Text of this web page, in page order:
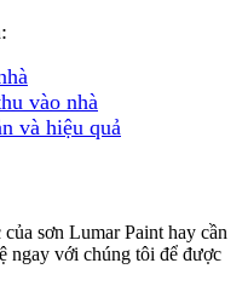
vào nhà
và hiệu quả
sơn Lumar Paint hay cần
ngay với chúng tôi để được